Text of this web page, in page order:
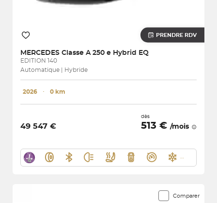
PRENDRE RDV
MERCEDES Classe A 250 e Hybrid EQ
EDITION 140
Automatique | Hybride
2026 ･ 0 km
49 547 €
dès
513 € /mois
Comparer